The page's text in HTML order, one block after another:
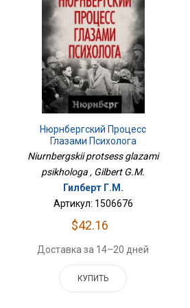
Нюрнбергский Процесс
Глазами Психолога
Niurnbergskii protsess glazami
psikhologa , Gilbert G.M.
Гилберт Г.М.
Артикул: 1506676
$42.16
Доставка за 14–20 дней
КУПИТЬ